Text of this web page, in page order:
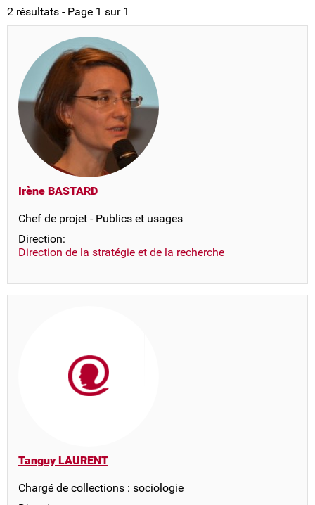
2 résultats - Page 1 sur 1
Irène BASTARD
Chef de projet - Publics et usages
Direction:
Direction de la stratégie et de la recherche
Tanguy LAURENT
Chargé de collections : sociologie